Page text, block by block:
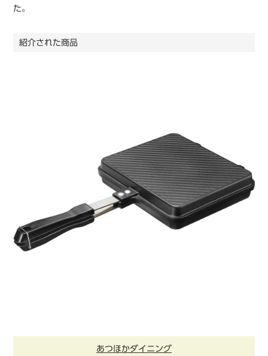
た。
紹介された商品
あつほかダイニング